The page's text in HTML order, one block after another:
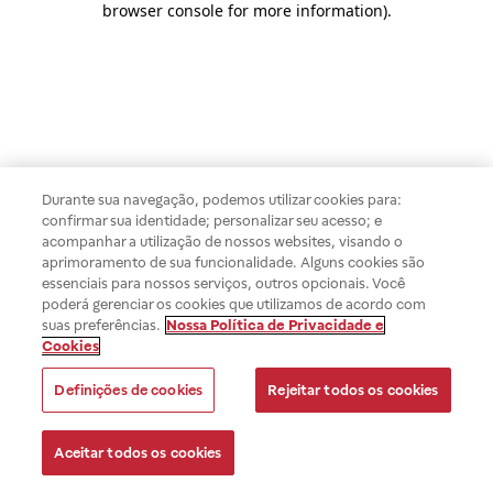
browser console for more information).
Durante sua navegação, podemos utilizar cookies para:
confirmar sua identidade; personalizar seu acesso; e
acompanhar a utilização de nossos websites, visando o
aprimoramento de sua funcionalidade. Alguns cookies são
essenciais para nossos serviços, outros opcionais. Você
poderá gerenciar os cookies que utilizamos de acordo com
suas preferências. Nossa Política de Privacidade e
Cookies
Definições de cookies Rejeitar todos os cookies
Aceitar todos os cookies